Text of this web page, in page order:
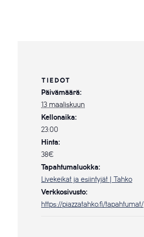
TIEDOT
Päivämäärä:
13 maaliskuun
Kellonaika:
23:00
Hinta:
38€
Tapahtumaluokka:
Livekeikat ja esiintyjät | Tahko
Verkkosivusto:
https://piazzatahko.fi/tapahtumat/